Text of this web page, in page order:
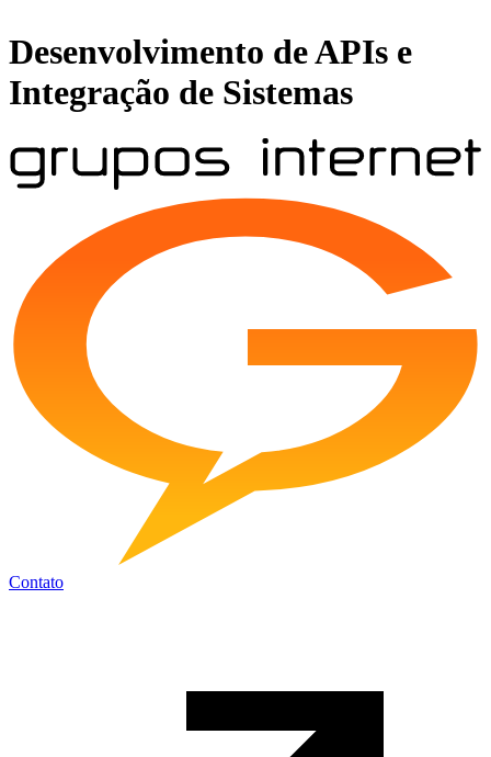
Desenvolvimento de APIs e
Integração de Sistemas
Contato